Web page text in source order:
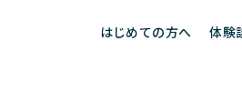
はじめての方へ 体験